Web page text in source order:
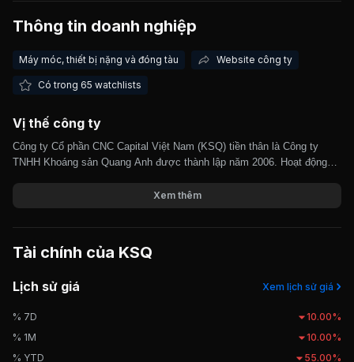
Giá trị giao dịch nhà đầu tư nước ngoài 10 phiên gần nhất
Thông tin doanh nghiệp
Máy móc, thiết bị nặng và đóng tàu Website công ty
Có trong 65 watchlists
Vị thế công ty
Công ty Cổ phần CNC Capital Việt Nam (KSQ) tiền thân là Công ty
TNHH Khoáng sản Quang Anh được thành lập năm 2006. Hoạt động
khoáng sản. Công ty thực hiện mua nguyên liệu đầu vào hàm lượng
thấp, chế biến thành sản phẩm có hàm lượng cao. Sản phẩm của Công
ty được tiêu thụ chủ yếu trên địa bàn các tỉnh khu vực phía Bắc như
thức giao dịch trên thị trường UPCOM.
Xem thêm
Tài chính của KSQ
Lịch sử giá Xem lịch sử giá
% 7D
10.00%
% 1M
10.00%
% YTD
55.00%